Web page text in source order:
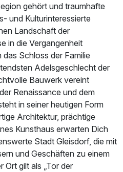
gehört und traumhafte
und Kulturinteressierte
Landschaft der
in die Vergangenheit
Schloss der Familie
Adelsgeschlecht der
Bauwerk vereint
Renaissance und dem
in seiner heutigen Form
Architektur, prächtige
Kunsthaus erwarten Dich
Stadt Gleisdorf, die mit
und Geschäften zu einem
Ort gilt als „Tor der